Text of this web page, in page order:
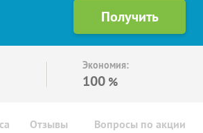
Экономия:
100 %
Отзывы Вопросы по акции